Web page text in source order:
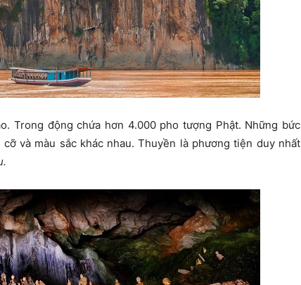
Trong động chứa hơn 4.000 pho tượng Phật. Những bức
và màu sắc khác nhau. Thuyền là phương tiện duy nhất